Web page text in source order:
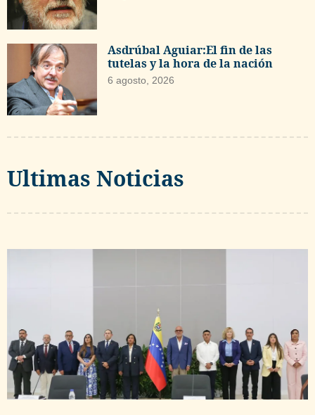
Asdrúbal Aguiar:El fin de las
tutelas y la hora de la nación
6 agosto, 2026
Ultimas Noticias